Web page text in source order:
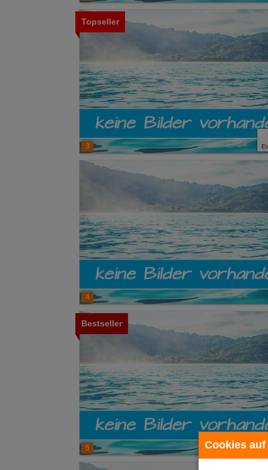
Cookies auf
3
Topseller
4
5
Bestseller